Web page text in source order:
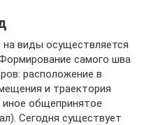
виды осуществляется
самого шва
расположение в
и траектория
иное общепринятое
Сегодня существует